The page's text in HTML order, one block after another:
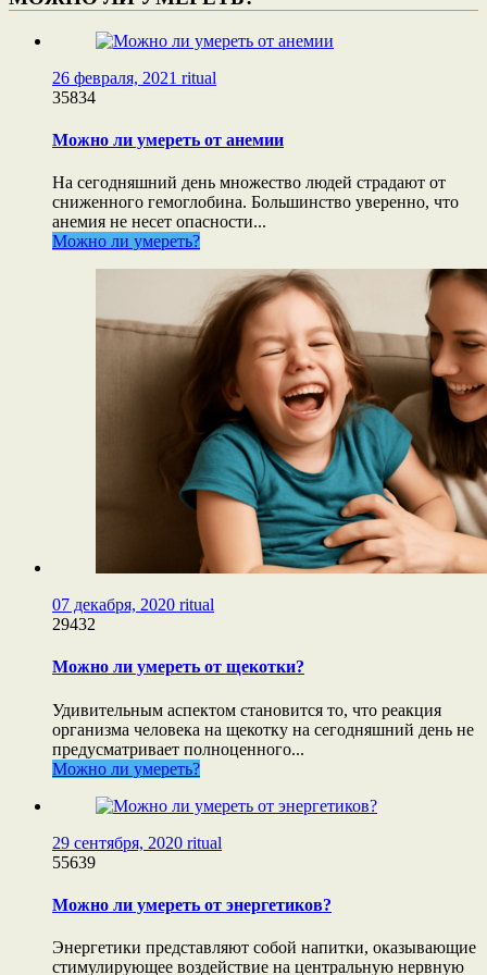
26 февраля, 2021 ritual
35834
Можно ли умереть от анемии
На сегодняшний день множество людей страдают от
сниженного гемоглобина. Большинство уверенно, что
анемия не несет опасности...
Можно ли умереть?
07 декабря, 2020 ritual
29432
Можно ли умереть от щекотки?
Удивительным аспектом становится то, что реакция
организма человека на щекотку на сегодняшний день не
предусматривает полноценного...
Можно ли умереть?
29 сентября, 2020 ritual
55639
Можно ли умереть от энергетиков?
Энергетики представляют собой напитки, оказывающие
стимулирующее воздействие на центральную нервную